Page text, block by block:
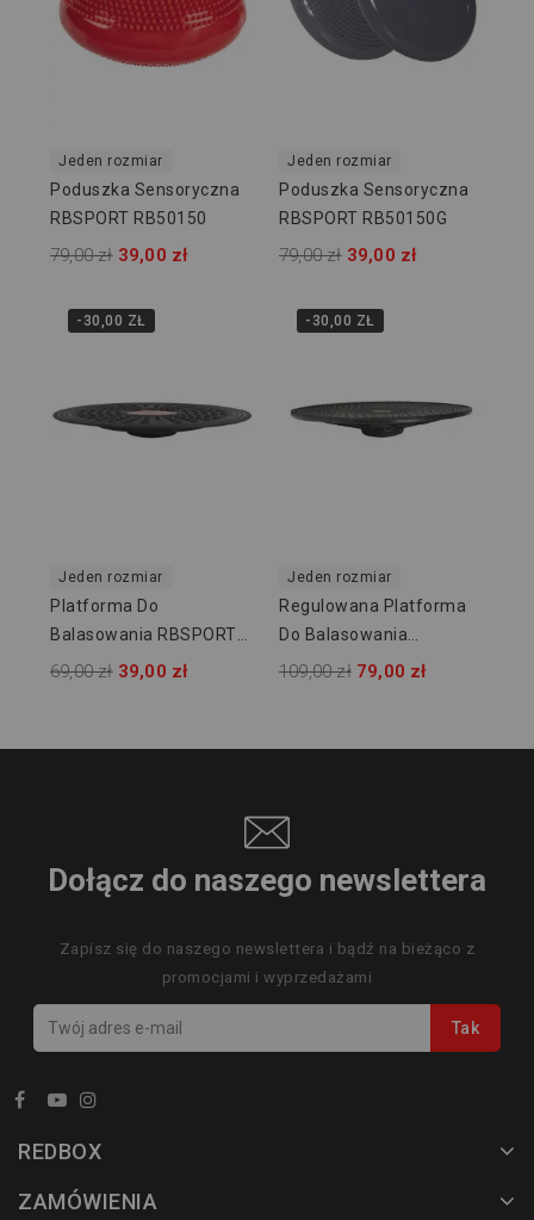
Jeden rozmiar
Poduszka Sensoryczna
RBSPORT RB50150
79,00 zł 39,00 zł
Jeden rozmiar
Poduszka Sensoryczna
RBSPORT RB50150G
79,00 zł 39,00 zł
-30,00 ZŁ
Jeden rozmiar
Platforma Do
Balasowania RBSPORT
RB50149
69,00 zł 39,00 zł
-30,00 ZŁ
Jeden rozmiar
Regulowana Platforma
Do Balasowania
RBSPORT RB50148
109,00 zł 79,00 zł
Dołącz do naszego newslettera
Zapisz się do naszego newslettera i bądź na bieżąco z
promocjami i wyprzedażami
REDBOX
ZAMÓWIENIA